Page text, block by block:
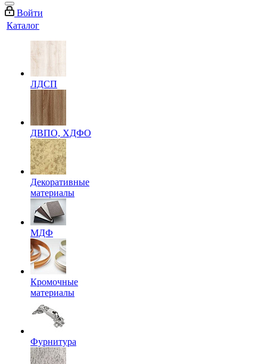
Войти
Каталог
ЛДСП
ДВПО, ХДФО
Декоративные
материалы
МДФ
Кромочные
материалы
Фурнитура